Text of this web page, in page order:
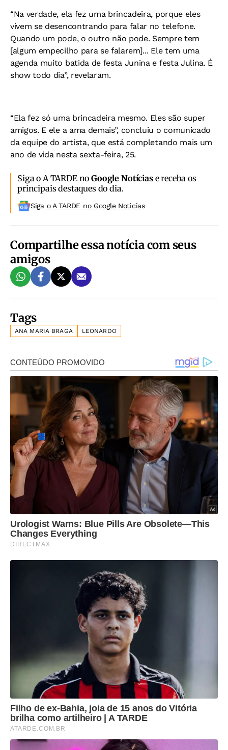
“Na verdade, ela fez uma brincadeira, porque eles
vivem se desencontrando para falar no telefone.
Quando um pode, o outro não pode. Sempre tem
[algum empecilho para se falarem]... Ele tem uma
agenda muito batida de festa Junina e festa Julina. É
show todo dia”, revelaram.
“Ela fez só uma brincadeira mesmo. Eles são super
amigos. E ele a ama demais”, concluiu o comunicado
da equipe do artista, que está completando mais um
ano de vida nesta sexta-feira, 25.
Siga o A TARDE noGoogle Notíciase receba os
principais destaques do dia.
Siga o A TARDE no Google Noticias
Compartilhe essa notícia com seus
amigos
Tags
ANA MARIA BRAGA LEONARDO